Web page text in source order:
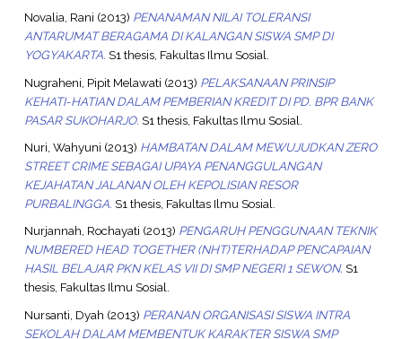
Novalia, Rani (2013) PENANAMAN NILAI TOLERANSI
ANTARUMAT BERAGAMA DI KALANGAN SISWA SMP DI
YOGYAKARTA. S1 thesis, Fakultas Ilmu Sosial.
Nugraheni, Pipit Melawati (2013) PELAKSANAAN PRINSIP
KEHATI-HATIAN DALAM PEMBERIAN KREDIT DI PD. BPR BANK
PASAR SUKOHARJO. S1 thesis, Fakultas Ilmu Sosial.
Nuri, Wahyuni (2013) HAMBATAN DALAM MEWUJUDKAN ZERO
STREET CRIME SEBAGAI UPAYA PENANGGULANGAN
KEJAHATAN JALANAN OLEH KEPOLISIAN RESOR
PURBALINGGA. S1 thesis, Fakultas Ilmu Sosial.
Nurjannah, Rochayati (2013) PENGARUH PENGGUNAAN TEKNIK
NUMBERED HEAD TOGETHER (NHT)TERHADAP PENCAPAIAN
HASIL BELAJAR PKN KELAS VII DI SMP NEGERI 1 SEWON. S1
thesis, Fakultas Ilmu Sosial.
Nursanti, Dyah (2013) PERANAN ORGANISASI SISWA INTRA
SEKOLAH DALAM MEMBENTUK KARAKTER SISWA SMP